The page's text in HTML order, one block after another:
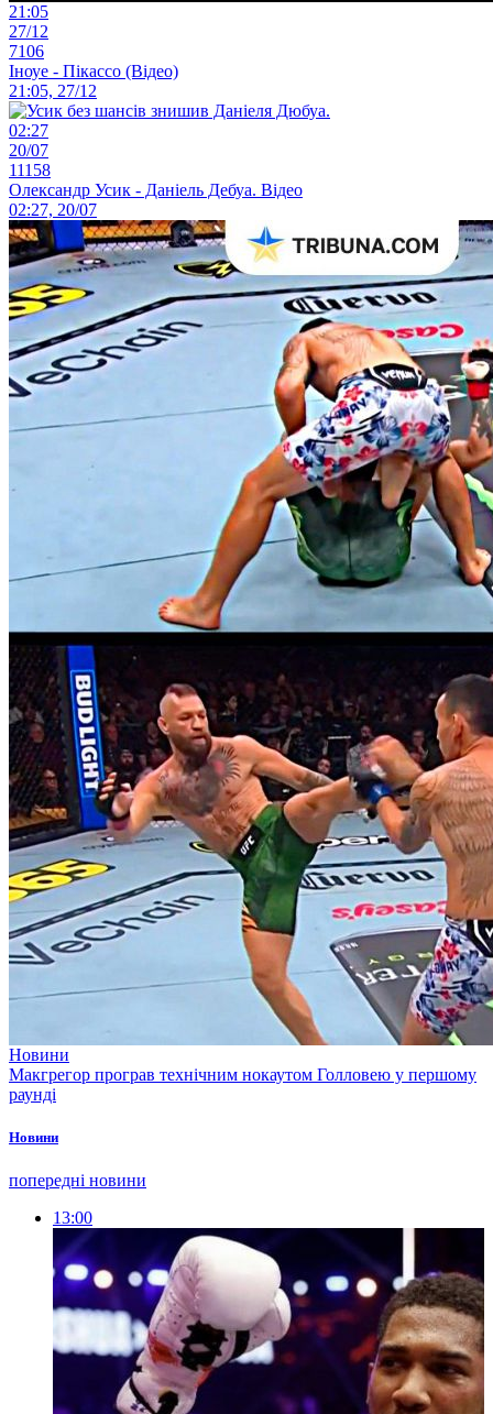
21:05
27/12
7106
Іноуе - Пікассо (Відео)
21:05, 27/12
02:27
20/07
11158
Олександр Усик - Даніель Дебуа. Відео
02:27, 20/07
Новини
Макгрегор програв технічним нокаутом Голловею у першому
раунді
Новини
попередні новини
13:00